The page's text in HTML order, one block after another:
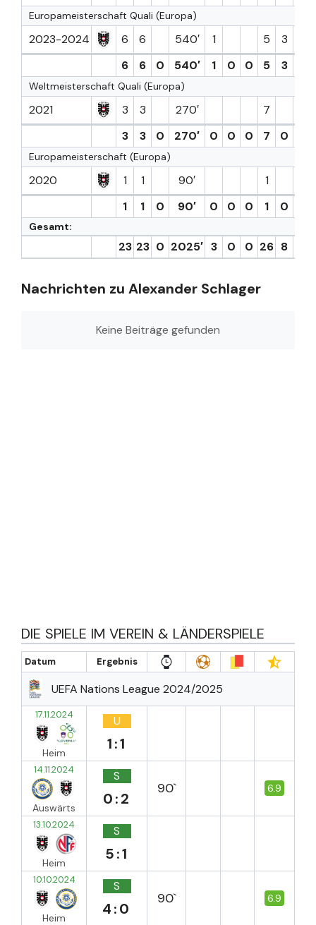
Europameisterschaft Quali (Europa)
2023-2024 6 6 540′ 1 5 3
6 6 0 540′ 1 0 0 5 3
Weltmeisterschaft Quali (Europa)
2021 3 3 270′ 7
3 3 0 270′ 0 0 0 7 0
Europameisterschaft (Europa)
2020 1 1 90′ 1
1 1 0 90′ 0 0 0 1 0
Gesamt:
23 23 0 2025′ 3 0 0 26 8
Nachrichten zu Alexander Schlager
Keine Beiträge gefunden
DIE SPIELE IM VEREIN & LÄNDERSPIELE
Datum Ergebnis
UEFA Nations League 2024/2025
17.11.2024
Heim
U
1:1
14.11.2024
Auswärts
S
0:2
90` 6.9
13.10.2024
Heim
S
5:1
10.10.2024
Heim
S
4:0
90` 6.9